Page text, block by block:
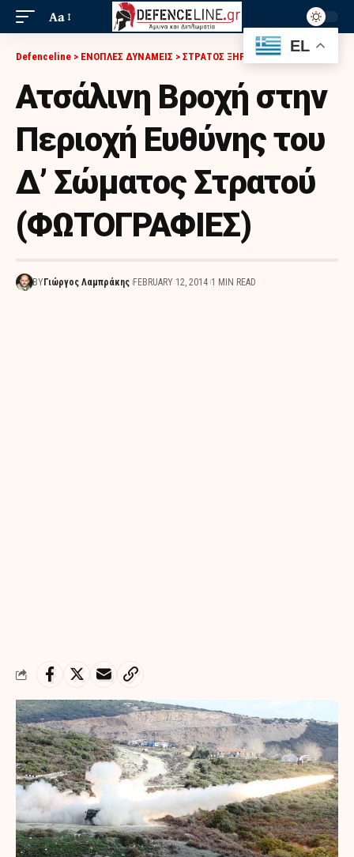
Aa
Defenceline > ΕΝΟΠΛΕΣ ΔΥΝΑΜΕΙΣ > ΣΤΡΑΤΟΣ ΞΗΡΑΣ>ΑΤΣΆΛΙΝΗ ΒΡΟΧΉ ΣΤΗΝ ΠΕΡΙΟΧΉ ΕΥΘΎΝΗΣ ΤΟΥ Δ’ ΣΏΜΑΤΟΣ ΣΤΡΑΤΟΎ (ΦΩΤΟΓΡΑΦΙΕΣ)
Ατσάλινη Βροχή στην
Περιοχή Ευθύνης του
Δ’ Σώματος Στρατού
(ΦΩΤΟΓΡΑΦΙΕΣ)
BY Γιώργος Λαμπράκης FEBRUARY 12, 2014 1 MIN READ
EL